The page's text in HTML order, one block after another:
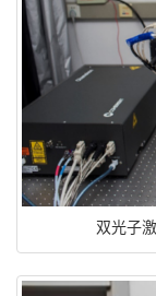
双光子